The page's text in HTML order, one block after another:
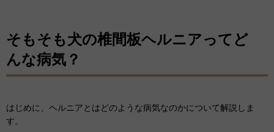
そもそも犬の椎間板ヘルニアってど
んな病気？
はじめに、ヘルニアとはどのような病気なのかについて解説しま
す。